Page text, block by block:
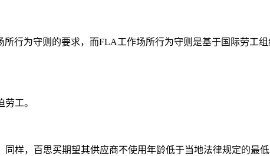
为守则的要求，而FLA工作场所行为守则是基于国际劳工
工。
，百思买期望其供应商不使用年龄低于当地法律规定的最